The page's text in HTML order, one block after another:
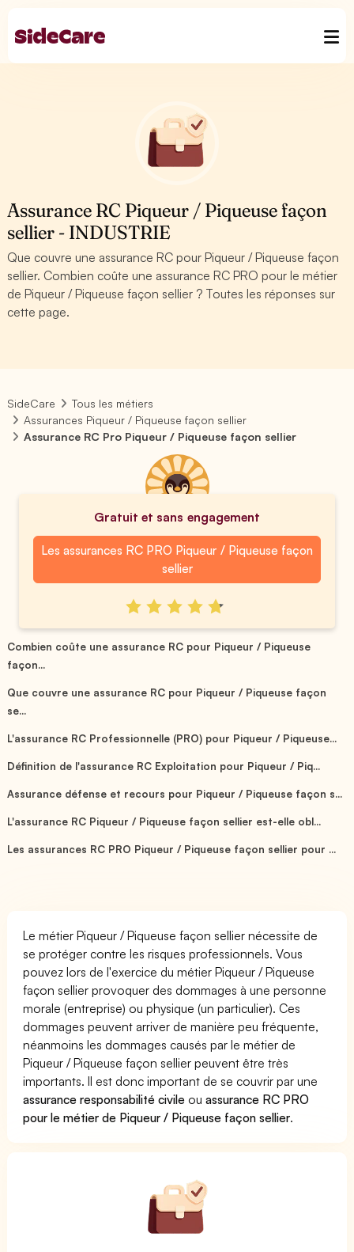
Assurance RC Piqueur / Piqueuse façon
sellier - INDUSTRIE
Que couvre une assurance RC pour Piqueur / Piqueuse façon
sellier. Combien coûte une assurance RC PRO pour le métier
de Piqueur / Piqueuse façon sellier ? Toutes les réponses sur
cette page.
SideCare
Tous les métiers
Assurances Piqueur / Piqueuse façon sellier
Assurance RC Pro Piqueur / Piqueuse façon sellier
Gratuit et sans engagement
Les assurances RC PRO Piqueur / Piqueuse façon
sellier
Combien coûte une assurance RC pour Piqueur / Piqueuse
façon...
Que couvre une assurance RC pour Piqueur / Piqueuse façon
se...
L'assurance RC Professionnelle (PRO) pour Piqueur / Piqueuse...
Définition de l'assurance RC Exploitation pour Piqueur / Piq...
Assurance défense et recours pour Piqueur / Piqueuse façon s...
L'assurance RC Piqueur / Piqueuse façon sellier est-elle obl...
Les assurances RC PRO Piqueur / Piqueuse façon sellier pour ...
Le métier Piqueur / Piqueuse façon sellier nécessite de
se protéger contre les risques professionnels. Vous
pouvez lors de l'exercice du métier Piqueur / Piqueuse
façon sellier provoquer des dommages à une personne
morale (entreprise) ou physique (un particulier). Ces
dommages peuvent arriver de manière peu fréquente,
néanmoins les dommages causés par le métier de
Piqueur / Piqueuse façon sellier peuvent être très
importants. Il est donc important de se couvrir par une
assurance responsabilité civile ouassurance RC PRO
pour le métier de Piqueur / Piqueuse façon sellier.